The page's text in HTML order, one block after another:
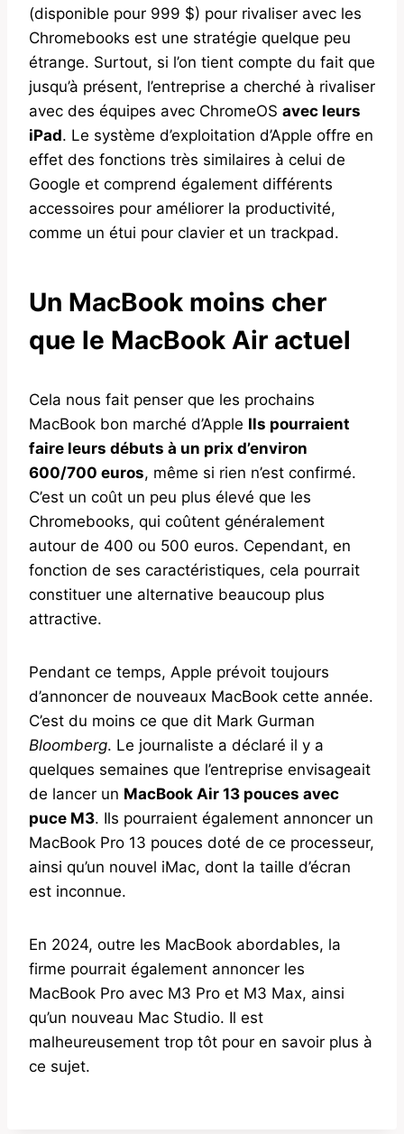
(disponible pour 999 $) pour rivaliser avec les
Chromebooks est une stratégie quelque peu
étrange. Surtout, si l’on tient compte du fait que
jusqu’à présent, l’entreprise a cherché à rivaliser
avec des équipes avec ChromeOS avec leurs
iPad. Le système d’exploitation d’Apple offre en
effet des fonctions très similaires à celui de
Google et comprend également différents
accessoires pour améliorer la productivité,
comme un étui pour clavier et un trackpad.
Un MacBook moins cher
que le MacBook Air actuel
Cela nous fait penser que les prochains
MacBook bon marché d’Apple Ils pourraient
faire leurs débuts à un prix d’environ
600/700 euros, même si rien n’est confirmé.
C’est un coût un peu plus élevé que les
Chromebooks, qui coûtent généralement
autour de 400 ou 500 euros. Cependant, en
fonction de ses caractéristiques, cela pourrait
constituer une alternative beaucoup plus
attractive.
Pendant ce temps, Apple prévoit toujours
d’annoncer de nouveaux MacBook cette année.
C’est du moins ce que dit Mark Gurman
Bloomberg. Le journaliste a déclaré il y a
quelques semaines que l’entreprise envisageait
de lancer un MacBook Air 13 pouces avec
puce M3. Ils pourraient également annoncer un
MacBook Pro 13 pouces doté de ce processeur,
ainsi qu’un nouvel iMac, dont la taille d’écran
est inconnue.
En 2024, outre les MacBook abordables, la
firme pourrait également annoncer les
MacBook Pro avec M3 Pro et M3 Max, ainsi
qu’un nouveau Mac Studio. Il est
malheureusement trop tôt pour en savoir plus à
ce sujet.